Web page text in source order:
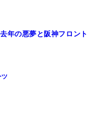
年の悪夢と阪神フロント
ツ